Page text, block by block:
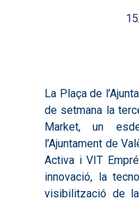
La Plaça de
de setmana la
Market, un
l’Ajuntament de
Activa i VIT
innovació, la
visibilització de